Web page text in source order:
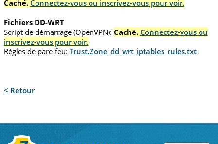
Caché. Connectez-vous ou inscrivez-vous pour voir.
Fichiers DD-WRT
Script de démarrage (OpenVPN): Caché. Connectez-vous ou
inscrivez-vous pour voir.
Règles de pare-feu: Trust.Zone_dd_wrt_iptables_rules.txt
< Retour